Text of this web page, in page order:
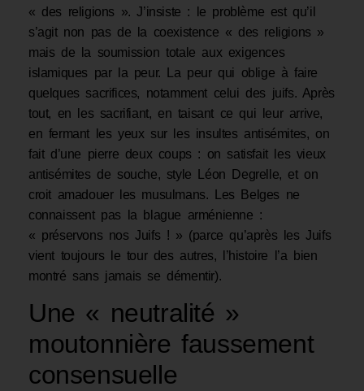
« des religions ». J’insiste : le problème est qu’il
s’agit non pas de la coexistence « des religions »
mais de la soumission totale aux exigences
islamiques par la peur. La peur qui oblige à faire
quelques sacrifices, notamment celui des juifs. Après
tout, en les sacrifiant, en taisant ce qui leur arrive,
en fermant les yeux sur les insultes antisémites, on
fait d’une pierre deux coups : on satisfait les vieux
antisémites de souche, style Léon Degrelle, et on
croit amadouer les musulmans. Les Belges ne
connaissent pas la blague arménienne :
« préservons nos Juifs ! » (parce qu’après les Juifs
vient toujours le tour des autres, l’histoire l’a bien
montré sans jamais se démentir).
Une « neutralité »
moutonnière faussement
consensuelle